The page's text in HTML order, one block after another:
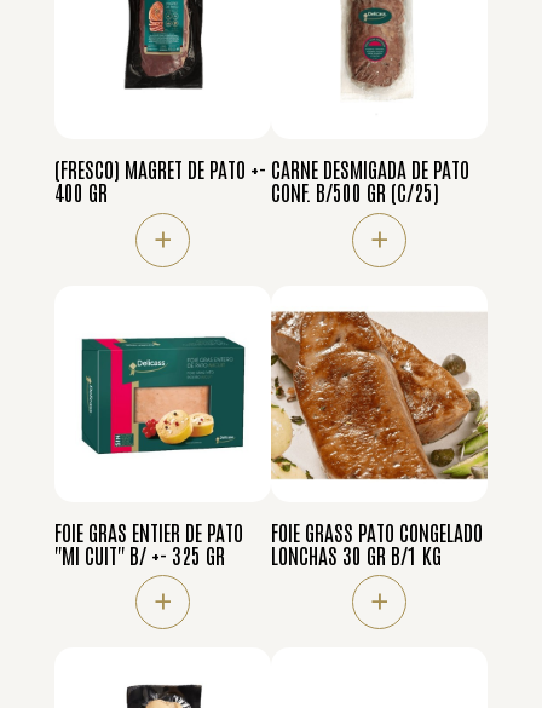
(FRESCO) MAGRET DE PATO +-
400 GR
+
CARNE DESMIGADA DE PATO
CONF. B/500 GR (C/25)
+
FOIE GRAS ENTIER DE PATO
"MI CUIT" B/ +- 325 GR
+
FOIE GRASS PATO CONGELADO
LONCHAS 30 GR B/1 KG
+